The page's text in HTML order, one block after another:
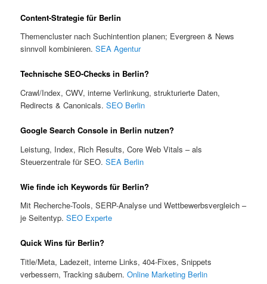
Content-Strategie für Berlin
Themencluster nach Suchintention planen; Evergreen & News
sinnvoll kombinieren.SEA Agentur
Technische SEO-Checks in Berlin?
Crawl/Index, CWV, interne Verlinkung, strukturierte Daten,
Redirects & Canonicals.SEO Berlin
Google Search Console in Berlin nutzen?
Leistung, Index, Rich Results, Core Web Vitals – als
Steuerzentrale für SEO.SEA Berlin
Wie finde ich Keywords für Berlin?
Mit Recherche-Tools, SERP-Analyse und Wettbewerbsvergleich –
je Seitentyp.SEO Experte
Quick Wins für Berlin?
Title/Meta, Ladezeit, interne Links, 404-Fixes, Snippets
verbessern, Tracking säubern.Online Marketing Berlin